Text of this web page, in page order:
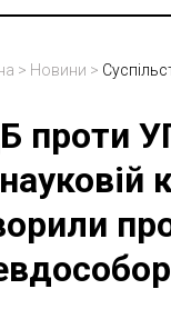
> Новини >
проти